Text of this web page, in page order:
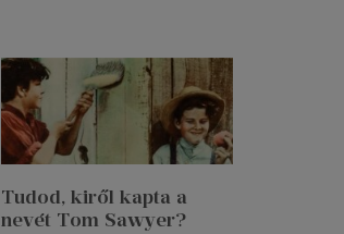
Tudod, kiről kapta a
nevét Tom Sawyer?